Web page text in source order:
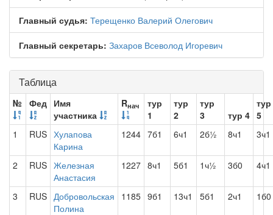
Главный судья: Терещенко Валерий Олегович
Главный секретарь: Захаров Всеволод Игоревич
Таблица
№ Фед Имя
участника
Rнач
тур
1
тур
2
тур
3
тур 4
тур
5
1
RUS Хулапова
Карина
1244 7б1 6ч1 2б½ 8ч1 3ч1
2 RUS Железная
Анастасия
1227 8ч1 5б1 1ч½ 3б0 4ч1
3 RUS Добровольская
Полина
1185 9б1 13ч1 5б1 2ч1 1б0